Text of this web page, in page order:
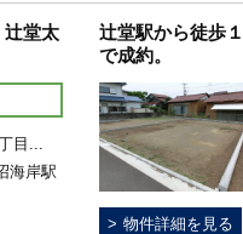
辻堂太
目...
海岸駅
辻堂駅から徒歩
で成約。
物件詳細を見る